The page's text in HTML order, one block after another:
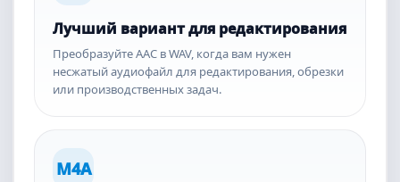
Лучший вариант для редактирования
Преобразуйте AAC в WAV, когда вам нужен
несжатый аудиофайл для редактирования, обрезки
или производственных задач.
M4A